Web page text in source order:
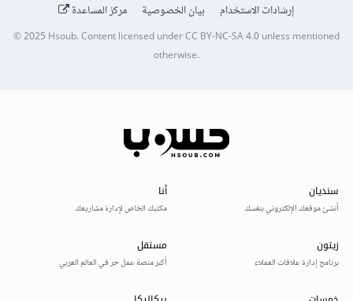
إرشادات الاستخدام
بيان الخصوصية مركز المساعدة
© 2025Hsoub.Content licensed underCC BY-NC-SA 4.0unless mentioned
otherwise.